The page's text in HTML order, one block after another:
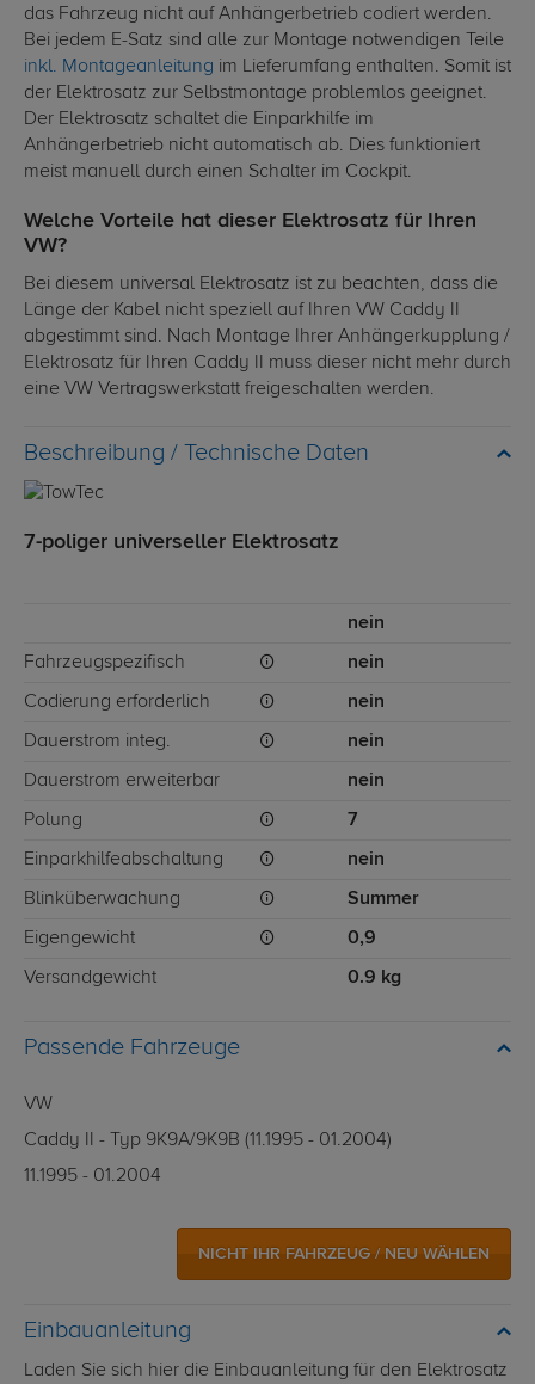
das Fahrzeug nicht auf Anhängerbetrieb codiert werden.
Bei jedem E-Satz sind alle zur Montage notwendigen Teile
inkl. Montageanleitung im Lieferumfang enthalten. Somit ist
der Elektrosatz zur Selbstmontage problemlos geeignet.
Der Elektrosatz schaltet die Einparkhilfe im
Anhängerbetrieb nicht automatisch ab. Dies funktioniert
meist manuell durch einen Schalter im Cockpit.
Welche Vorteile hat dieser Elektrosatz für Ihren
VW?
Bei diesem universal Elektrosatz ist zu beachten, dass die
Länge der Kabel nicht speziell auf Ihren VW Caddy II
abgestimmt sind. Nach Montage Ihrer Anhängerkupplung /
Elektrosatz für Ihren Caddy II muss dieser nicht mehr durch
eine VW Vertragswerkstatt freigeschalten werden.
Technische Daten
7-poliger universeller Elektrosatz
nein
Fahrzeugspezifisch nein
Codierung erforderlich nein
Dauerstrom integ. nein
Dauerstrom erweiterbar nein
Polung 7
Einparkhilfeabschaltung nein
Blinküberwachung Summer
Eigengewicht 0,9
Versandgewicht 0.9 kg
Passende Fahrzeuge
VW
Caddy II - Typ 9K9A/9K9B (11.1995 - 01.2004)
11.1995 - 01.2004
NICHT IHR FAHRZEUG / NEU WÄHLEN
Einbauanleitung
Laden Sie sich hier die Einbauanleitung für den Elektrosatz